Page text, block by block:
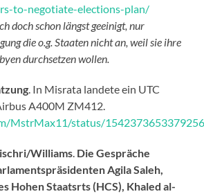
to-negotiate-elections-plan/
doch schon längst geeinigt, nur
die o.g. Staaten nicht an, weil sie ihre
durchsetzen wollen.
. In Misrata landete ein UTC
A400M ZM412.
MstrMax11/status/
Williams. Die Gespräche
Agila Saleh,
Hohen Staatsrts (HCS), Khaled al-